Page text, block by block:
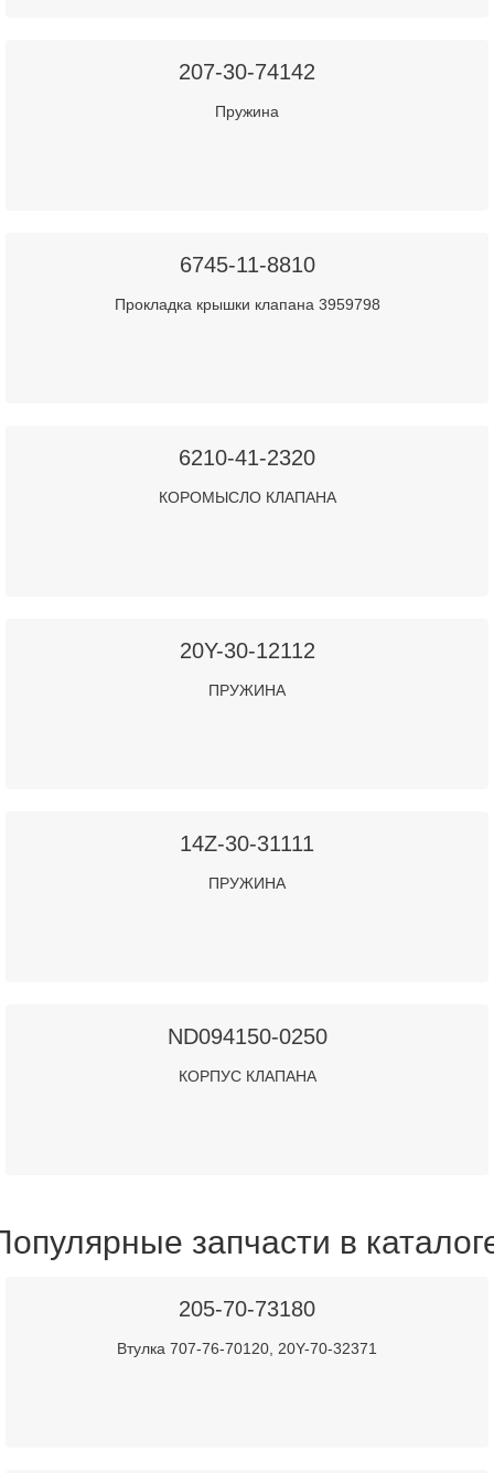
207-30-74142
Пружина
6745-11-8810
Прокладка крышки клапана 3959798
6210-41-2320
КОРОМЫСЛО КЛАПАНА
20Y-30-12112
ПРУЖИНА
14Z-30-31111
ПРУЖИНА
ND094150-0250
КОРПУС КЛАПАНА
запчасти в
205-70-73180
Втулка 707-76-70120, 20Y-70-32371